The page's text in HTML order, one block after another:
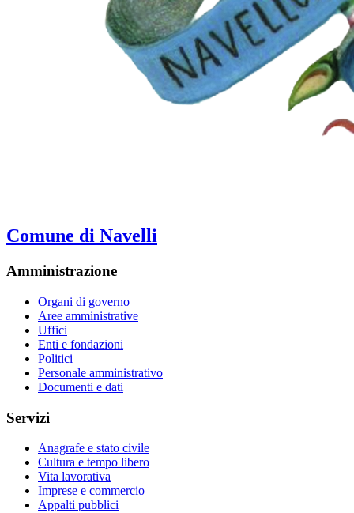
Comune di Navelli
Amministrazione
Organi di governo
Aree amministrative
Uffici
Enti e fondazioni
Politici
Personale amministrativo
Documenti e dati
Servizi
Anagrafe e stato civile
Cultura e tempo libero
Vita lavorativa
Imprese e commercio
Appalti pubblici